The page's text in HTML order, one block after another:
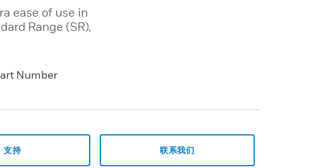
ease of use in
Range (SR),
Number
支持 联系我们